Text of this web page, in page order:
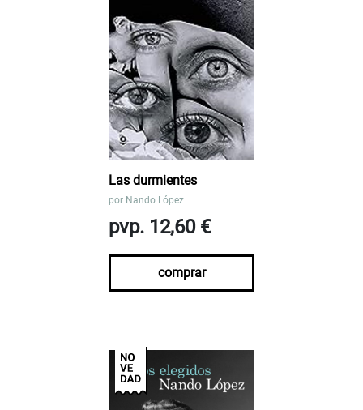
Las durmientes
por Nando López
pvp. 12,60 €
comprar